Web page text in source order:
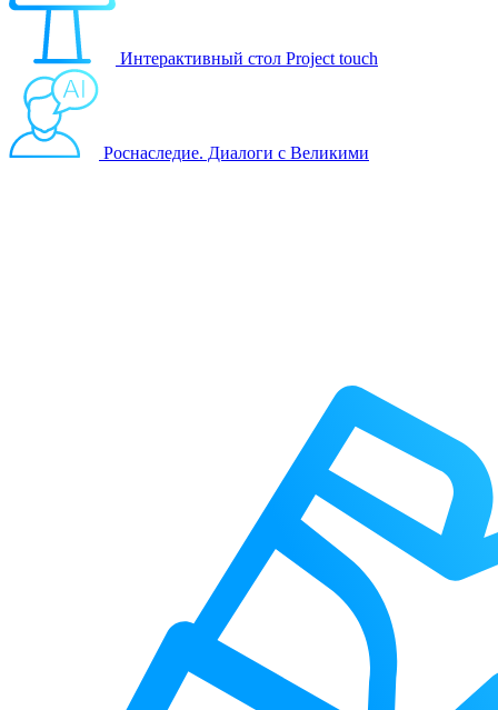
Интерактивный стол Project touch
Роснаследие. Диалоги с Великими